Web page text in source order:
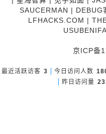
SAUCERMAN | DEBUG
LFHACKS.COM |
京ICP备
最近活跃访客 3 今日访问人数
昨日访问量